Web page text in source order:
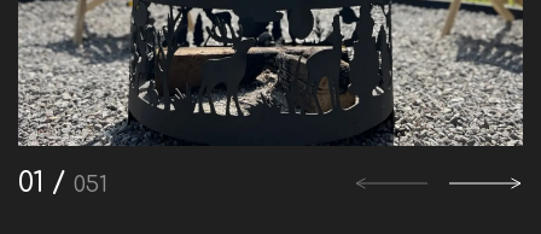
1 / 51